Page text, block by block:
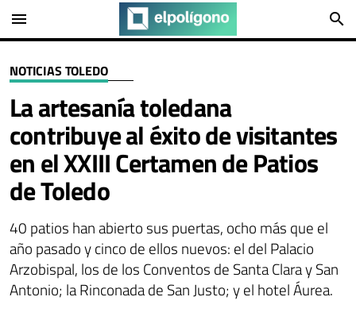
menu search
NOTICIAS TOLEDO
La artesanía toledana
contribuye al éxito de visitantes
en el XXIII Certamen de Patios
de Toledo
40 patios han abierto sus puertas, ocho más que el
año pasado y cinco de ellos nuevos: el del Palacio
Arzobispal, los de los Conventos de Santa Clara y San
Antonio; la Rinconada de San Justo; y el hotel Áurea.